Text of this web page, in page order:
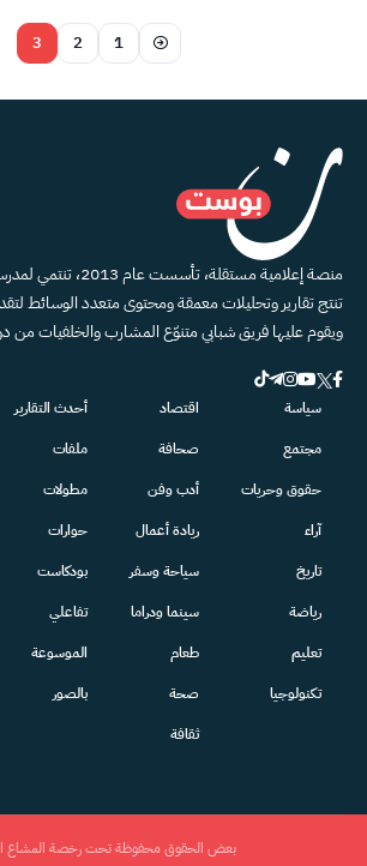
1
2
3
منصة إعلامية مستقلة،
تنتج تقارير وتحليلات معمقة ومحتوى متعدد الوسائط
ويقوم عليها فريق شبابي متنوّع المشارب والخلفيات من
سياسة
مجتمع
حقوق وحريات
آراء
تاريخ
رياضة
تعليم
تكنولوجيا
اقتصاد
صحافة
أدب وفن
ريادة أعمال
سياحة وسفر
سينما ودراما
طعام
صحة
ثقافة
أحدث التقارير
ملفات
مطولات
حوارات
بودكاست
تفاعلي
الموسوعة
بالصور
بعض الحقوق محفوظة تحت رخصة المشاع